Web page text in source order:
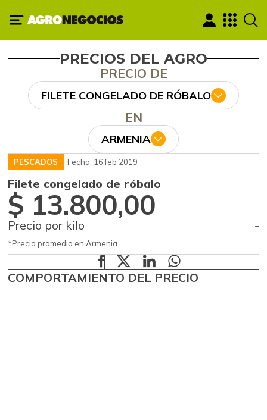
PRECIOS DEL AGRO
PRECIO DE
FILETE CONGELADO DE RÓBALO
EN
ARMENIA
PESCADOS Fecha: 16 feb 2019
Filete congelado de róbalo
$ 13.800,00
Precio por kilo -
*Precio promedio en Armenia
COMPORTAMIENTO DEL PRECIO